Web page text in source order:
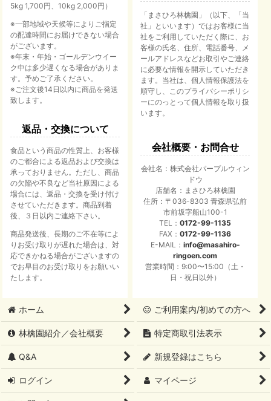
5kg 1,700円、10kg 2,000円）
※一部地域や天候等によりご指定
の配達時間にお届けできない場合
がございます。
※年末・年始・ゴールデンウイー
ク中は多少遅くなる場合がありま
す。予めご了承ください。
※ご注文後14日以内に商品を発送
致します。
返品・交換について
食品という商品の性質上、お客様
のご都合による返品および交換は
承っておりません。ただし、商品
の欠陥や不良など当社原因による
場合には、返品・交換を受け付け
させていただきます。商品到着
後、３日以内ご連絡下さい。
商品発送後、長期のご不在等によ
りお受け取りが遅れた場合は、対
応できかねる場合がございますの
でお早目のお受け取りをお願いい
たします。
「まさひろ林檎園」（以下、「当
社」といいます）ではお客様に当
社をご利用していただく際に、お
客様の氏名、住所、電話番号、メ
ールアドレスなどお取引やご連絡
に必要な情報を開示していただき
ます。当社は、個人情報保護法を
順守し、このプライバシーポリシ
ーにのっとって個人情報を取り扱
います。
会社概要・お問合せ
会社名：株式会社パープルウィン
ドウ
店舗名：まさひろ林檎園
住所：〒036-8303 青森県弘前
市前坂字船山100-1
TEL：0172-99-1135
FAX：0172-99-1136
E-MAIL： info@masahiro-
ringoen.com
営業時間：9:00〜15:00（土・
日・祝日以外）
ホーム ご利用案内/初めての方へ
林檎園紹介／会社概要 特定商取引法表示
Q&A 新規登録はこちら
ログイン マイページ